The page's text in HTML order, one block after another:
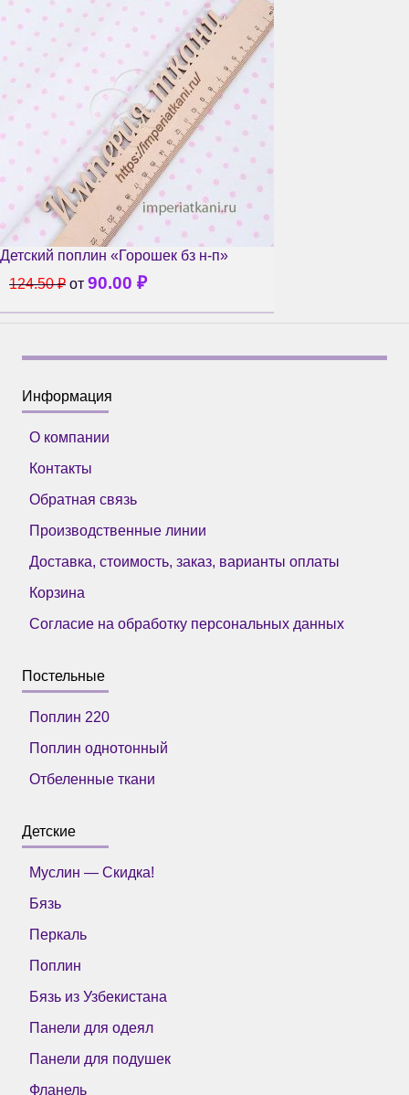
Детский поплин «Горошек бз н-п»
124.50₽ от 90.00 ₽
Информация
О компании
Контакты
Обратная связь
Производственные линии
Доставка, стоимость, заказ, варианты оплаты
Корзина
Согласие на обработку персональных данных
Постельные
Поплин 220
Поплин однотонный
Отбеленные ткани
Детские
Муслин — Скидка!
Бязь
Перкаль
Поплин
Бязь из Узбекистана
Панели для одеял
Панели для подушек
Фланель